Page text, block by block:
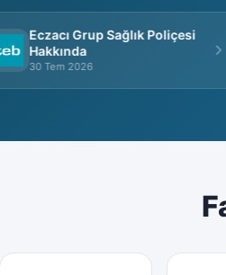
Eczacı Grup Sağlık Poliçesi
Hakkında
30 Tem 2026